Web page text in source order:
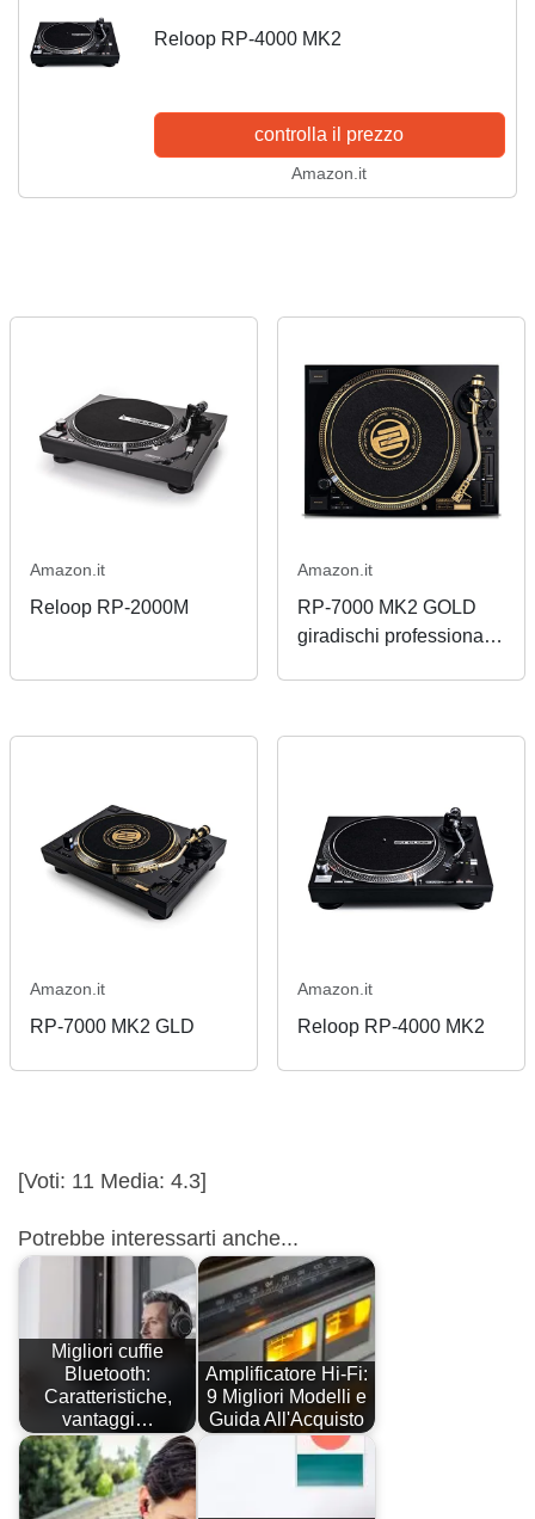
Reloop RP-4000 MK2
controlla il prezzo
Amazon.it
Amazon.it
Reloop RP-2000M
Amazon.it
RP-7000 MK2 GOLD
giradischi professionale
Amazon.it
RP-7000 MK2 GLD
Amazon.it
Reloop RP-4000 MK2
[Voti: 11 Media: 4.3]
Potrebbe interessarti anche...
Migliori cuffie
Bluetooth:
Caratteristiche,
vantaggi…
Amplificatore Hi-Fi:
9 Migliori Modelli e
Guida All'Acquisto